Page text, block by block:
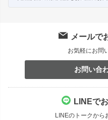
メールで
お気軽にお問
お問い合
LINEで
LINEのトークから